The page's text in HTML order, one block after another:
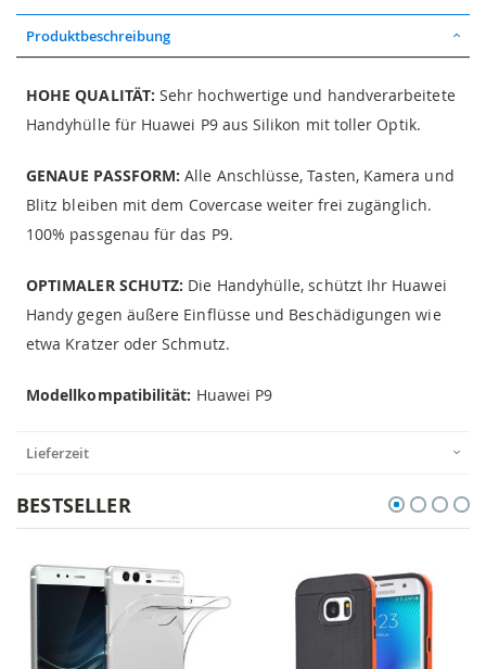
Produktbeschreibung
HOHE QUALITÄT: Sehr hochwertige und handverarbeitete
Handyhülle für Huawei P9 aus Silikon mit toller Optik.
GENAUE PASSFORM: Alle Anschlüsse, Tasten, Kamera und
Blitz bleiben mit dem Covercase weiter frei zugänglich.
100% passgenau für das P9.
OPTIMALER SCHUTZ: Die Handyhülle, schützt Ihr Huawei
Handy gegen äußere Einflüsse und Beschädigungen wie
etwa Kratzer oder Schmutz.
Modellkompatibilität: Huawei P9
Lieferzeit
BESTSELLER